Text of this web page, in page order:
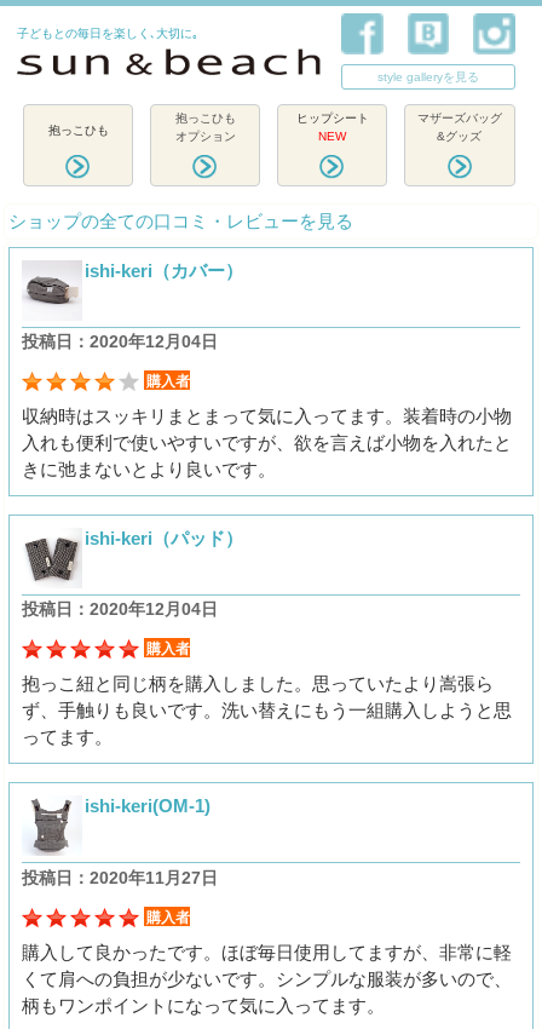
子どもとの毎日を楽しく､大切に｡
style galleryを見る
抱っこひも
抱っこひも
オプション
ヒップシート
NEW
マザーズバッグ
&グッズ
ショップの全ての口コミ・レビューを見る
ishi-keri（カバー）
投稿日：2020年12月04日
購入者
収納時はスッキリまとまって気に入ってます。装着時の小物
入れも便利で使いやすいですが、欲を言えば小物を入れたと
きに弛まないとより良いです。
ishi-keri（パッド）
投稿日：2020年12月04日
購入者
抱っこ紐と同じ柄を購入しました。思っていたより嵩張ら
ず、手触りも良いです。洗い替えにもう一組購入しようと思
ってます。
ishi-keri(OM-1)
投稿日：2020年11月27日
購入者
購入して良かったです。ほぼ毎日使用してますが、非常に軽
くて肩への負担が少ないです。シンプルな服装が多いので、
柄もワンポイントになって気に入ってます。